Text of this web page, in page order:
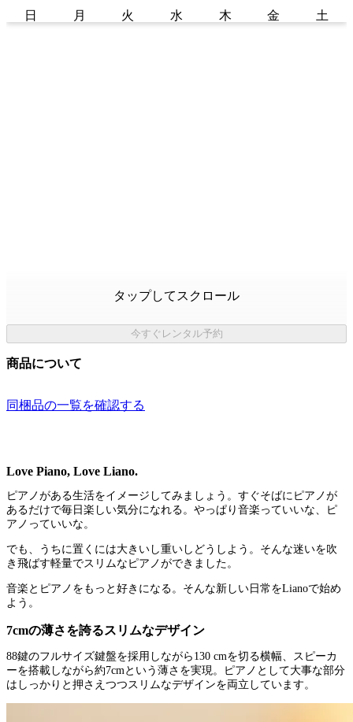
日 月 火 水 木 金 土
タップしてスクロール
今すぐレンタル予約
商品について
同梱品の一覧を確認する
Love Piano, Love Liano.
ピアノがある生活をイメージしてみましょう。すぐそばにピアノが
あるだけで毎日楽しい気分になれる。やっぱり音楽っていいな、ピ
アノっていいな。
でも、うちに置くには大きいし重いしどうしよう。そんな迷いを吹
き飛ばす軽量でスリムなピアノができました。
音楽とピアノをもっと好きになる。そんな新しい日常をLianoで始め
よう。
7cmの薄さを誇るスリムなデザイン
88鍵のフルサイズ鍵盤を採用しながら130 cmを切る横幅、スピーカ
ーを搭載しながら約7cmという薄さを実現。ピアノとして大事な部分
はしっかりと押さえつつスリムなデザインを両立しています。